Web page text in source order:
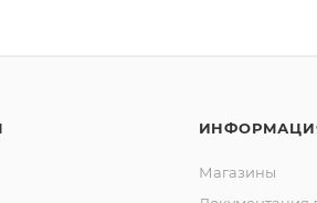
Магазины